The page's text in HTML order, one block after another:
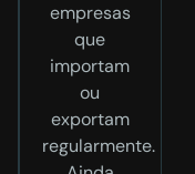
empresas
que
importam
ou
exportam
regularmente.